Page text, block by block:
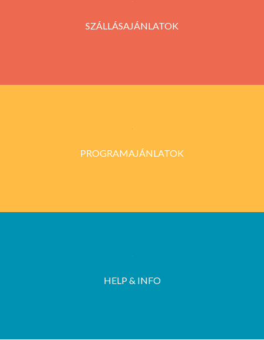
SZÁLLÁSAJÁNLATOK
PROGRAMAJÁNLATOK
HELP & INFO